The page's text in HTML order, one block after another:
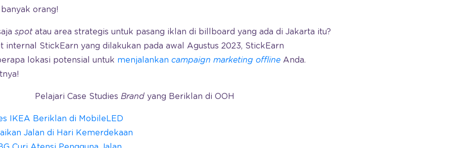
orang!
spot atau area strategis untuk pasang iklan di billboard yang ada di Jakarta itu?
internal StickEarn yang dilakukan pada awal Agustus 2023, StickEarn
lokasi potensial untuk menjalankan campaign marketing offline Anda.
Pelajari Case Studies Brandyang Beriklan di OOH
IKEA Beriklan di MobileLED
Jalan di Hari Kemerdekaan